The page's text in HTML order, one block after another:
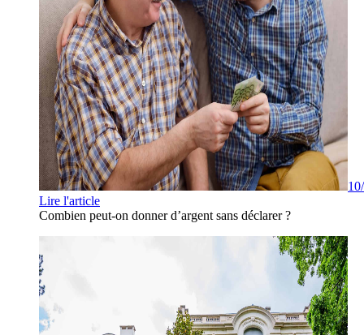
Lire l'article
Combien peut-on donner d’argent sans déclarer ?